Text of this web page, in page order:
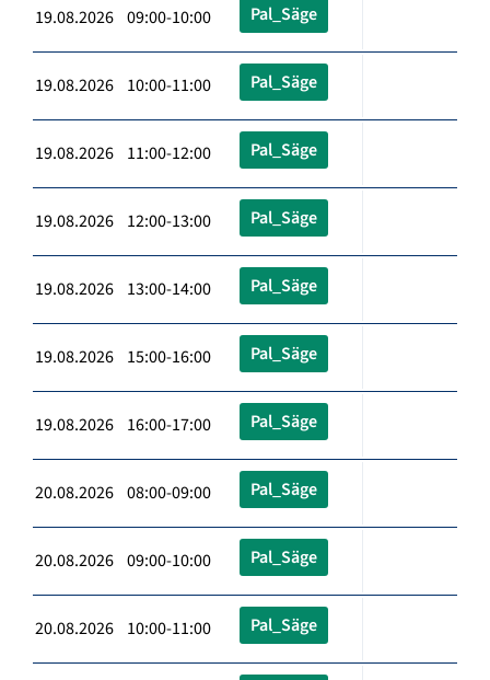
19.08.2026 09:00-10:00 Pal_Säge
19.08.2026 10:00-11:00 Pal_Säge
19.08.2026 11:00-12:00 Pal_Säge
19.08.2026 12:00-13:00 Pal_Säge
19.08.2026 13:00-14:00 Pal_Säge
19.08.2026 15:00-16:00 Pal_Säge
19.08.2026 16:00-17:00 Pal_Säge
20.08.2026 08:00-09:00 Pal_Säge
20.08.2026 09:00-10:00 Pal_Säge
20.08.2026 10:00-11:00 Pal_Säge